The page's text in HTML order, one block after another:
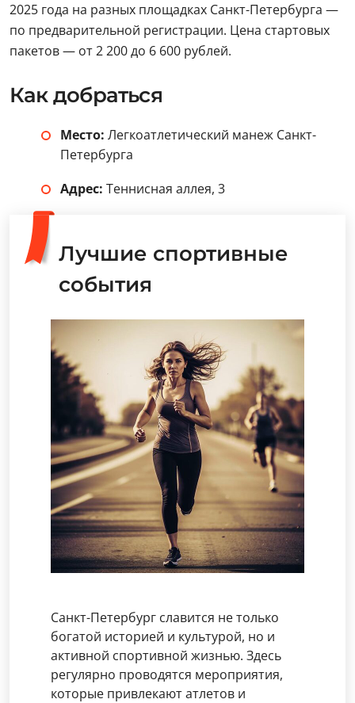
2025 года на разных площадках Санкт-Петербурга —
по предварительной регистрации. Цена стартовых
пакетов — от 2 200 до 6 600 рублей.
Как добраться
Место: Легкоатлетический манеж Санкт-
Петербурга
Адрес: Теннисная аллея, 3
Лучшие спортивные
события
Санкт-Петербург славится не только
богатой историей и культурой, но и
активной спортивной жизнью. Здесь
регулярно проводятся мероприятия,
которые привлекают атлетов и